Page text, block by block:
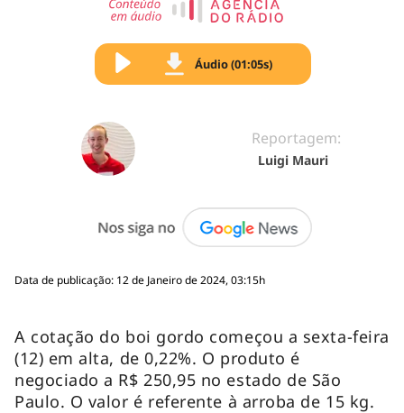
Áudio (01:05s)
Reportagem:
Luigi Mauri
Data de publicação: 12 de Janeiro de 2024, 03:15h
A cotação do boi gordo começou a sexta-feira
(12) em alta, de 0,22%. O produto é
negociado a R$ 250,95 no estado de São
Paulo. O valor é referente à arroba de 15 kg.